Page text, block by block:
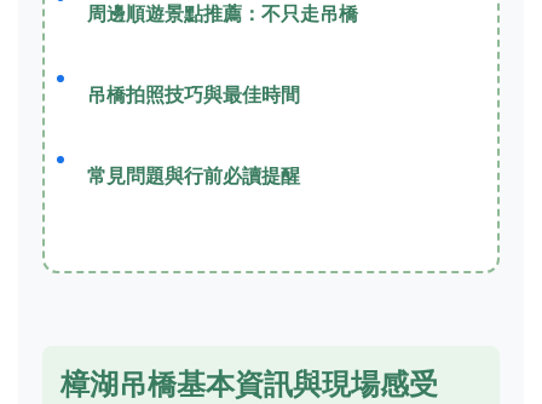
周邊順遊景點推薦：不只走吊橋
吊橋拍照技巧與最佳時間
常見問題與行前必讀提醒
樟湖吊橋基本資訊與現場感受